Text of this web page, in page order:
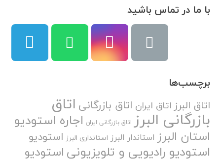
با ما در تماس باشید
برچسب‌ها
اتاق البرزاتاق ایران اتاق بازرگانی اتاق
بازرگانی البرز اتاق بازرگانی ایران اجاره استودیو
استان البرز استاندار البرز استانداری البرز استودیو
استودیو رادیویی و تلویزیونیاستودیو